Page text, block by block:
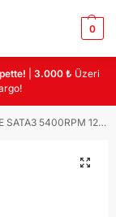
0
|3.000 ₺ Üzeri
WD44PURZ (3 YIL RESMI DIST GARANTILI)